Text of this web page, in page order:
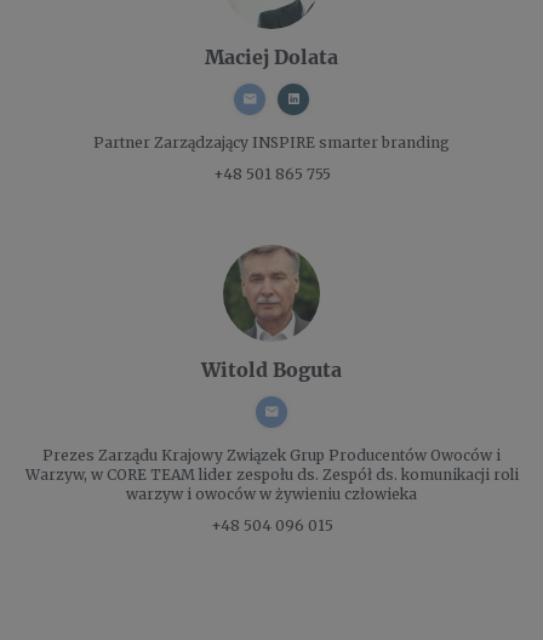
Maciej Dolata
Partner Zarządzający INSPIRE smarter branding
+48 501 865 755
Witold Boguta
Prezes Zarządu Krajowy Związek Grup Producentów Owoców i
Warzyw, w CORE TEAM lider zespołu ds. Zespół ds. komunikacji roli
warzyw i owoców w żywieniu człowieka
+48 504 096 015